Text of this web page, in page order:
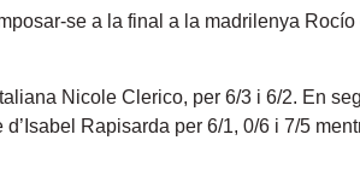
se a la final a la madrilenya Rocío
Nicole Clerico, per 6/3 i 6/2. En
Rapisarda per 6/1, 0/6 i 7/5